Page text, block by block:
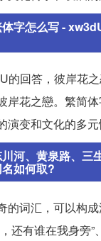
字怎么写 -
的回答，彼岸花
岸花之戀。繁简
变和文化的多元
河、黄泉路、三
如何取?
的词汇，可以构
还有谁在我身旁”